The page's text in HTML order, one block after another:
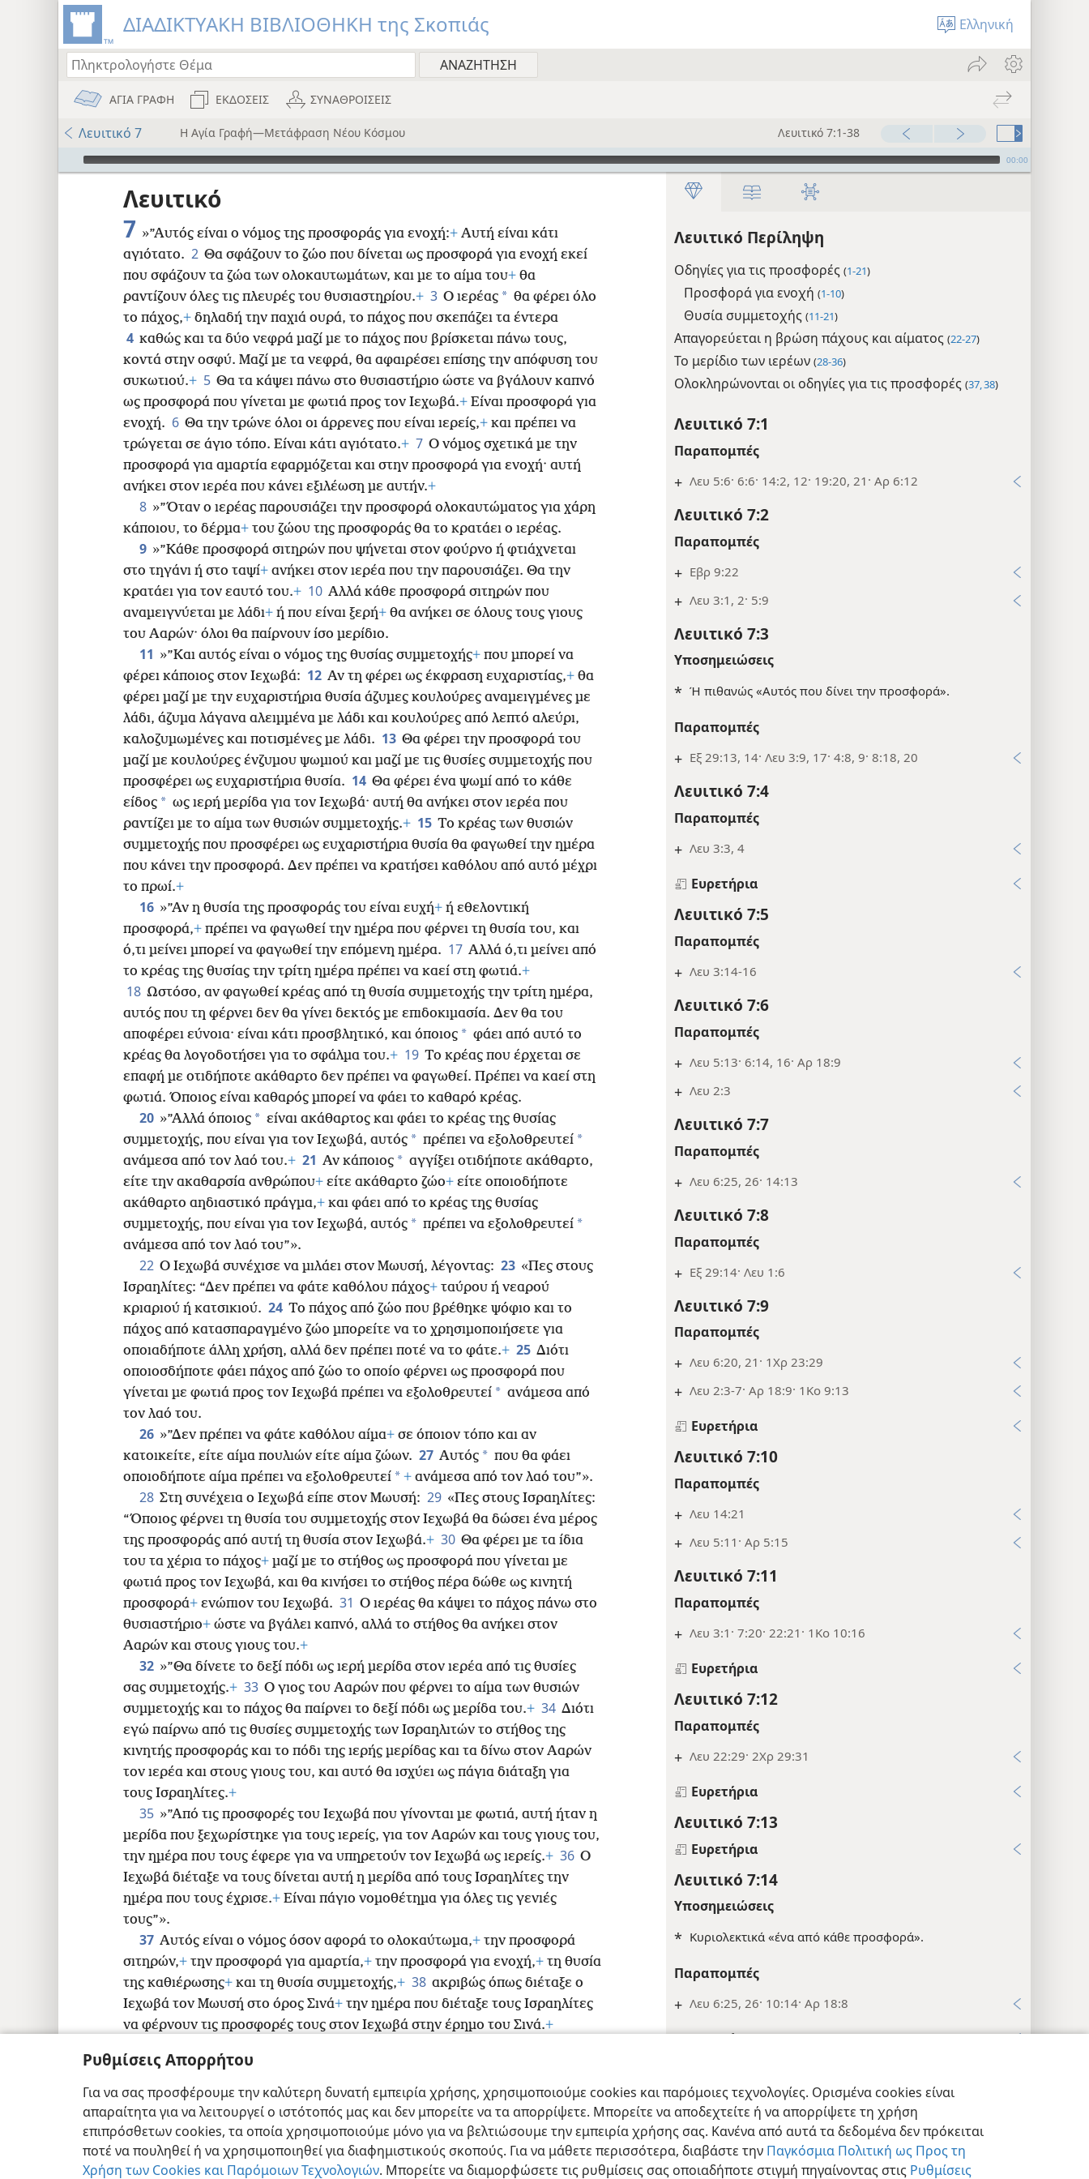
Ρυθμίσεις Απορρήτου
Για να σας προσφέρουμε την καλύτερη δυνατή εμπειρία χρήσης, χρησιμοποιούμε cookies και παρόμοιες τεχνολογίες. Ορισμένα cookies είναι
απαραίτητα για να λειτουργεί ο ιστότοπός μας και δεν μπορείτε να τα απορρίψετε. Μπορείτε να αποδεχτείτε ή να απορρίψετε τη χρήση
επιπρόσθετων cookies, τα οποία χρησιμοποιούμε μόνο για να βελτιώσουμε την εμπειρία χρήσης σας. Κανένα από αυτά τα δεδομένα δεν πρόκειται
ποτέ να πουληθεί ή να χρησιμοποιηθεί για διαφημιστικούς σκοπούς. Για να μάθετε περισσότερα, διαβάστε την Παγκόσμια Πολιτική ως Προς τη
Χρήση των Cookies και Παρόμοιων Τεχνολογιών. Μπορείτε να διαμορφώσετε τις ρυθμίσεις σας οποιαδήποτε στιγμή πηγαίνοντας στις Ρυθμίσεις
ΔΙΑΔΙΚΤΥΑΚΗ ΒΙΒΛΙΟΘΗΚΗ της Σκοπιάς Ελληνική
ΑΓΙΑ ΓΡΑΦΗ ΕΚΔΟΣΕΙΣ ΣΥΝΑΘΡΟΙΣΕΙΣ
Λευιτικό 7 Η Αγία Γραφή—Μετάφραση Νέου Κόσμου Λευιτικό 7:1-38
Audio Player 00:00
Λευιτικό Περίληψη
Οδηγίες για τις προσφορές (1-21)
Προσφορά για ενοχή (1-10)
Θυσία συμμετοχής (11-21)
Απαγορεύεται η βρώση πάχους και αίματος (22-27)
Το μερίδιο των ιερέων (28-36)
Ολοκληρώνονται οι οδηγίες για τις προσφορές (37, 38)
Λευιτικό 7:1
Παραπομπές
+ Λευ 5:6· 6:6· 14:2, 12· 19:20, 21· Αρ 6:12
Λευιτικό 7:2
Παραπομπές
+ Εβρ 9:22
+ Λευ 3:1, 2· 5:9
Λευιτικό 7:3
Υποσημειώσεις
* Ή πιθανώς «Αυτός που δίνει την προσφορά».
Παραπομπές
+ Εξ 29:13, 14· Λευ 3:9, 17· 4:8, 9· 8:18, 20
Λευιτικό 7:4
Παραπομπές
+ Λευ 3:3, 4
Ευρετήρια
Λευιτικό 7:5
Παραπομπές
+ Λευ 3:14-16
Λευιτικό 7:6
Παραπομπές
+ Λευ 5:13· 6:14, 16· Αρ 18:9
+ Λευ 2:3
Λευιτικό 7:7
Παραπομπές
+ Λευ 6:25, 26· 14:13
Λευιτικό 7:8
Παραπομπές
+ Εξ 29:14· Λευ 1:6
Λευιτικό 7:9
Παραπομπές
+ Λευ 6:20, 21· 1Χρ 23:29
+ Λευ 2:3-7· Αρ 18:9· 1Κο 9:13
Ευρετήρια
Λευιτικό 7:10
Παραπομπές
+ Λευ 14:21
+ Λευ 5:11· Αρ 5:15
Λευιτικό 7:11
Παραπομπές
+ Λευ 3:1· 7:20· 22:21· 1Κο 10:16
Ευρετήρια
Λευιτικό 7:12
Παραπομπές
+ Λευ 22:29· 2Χρ 29:31
Ευρετήρια
Λευιτικό 7:13
Ευρετήρια
Λευιτικό 7:14
Υποσημειώσεις
* Κυριολεκτικά «ένα από κάθε προσφορά».
Παραπομπές
+ Λευ 6:25, 26· 10:14· Αρ 18:8
Ευρετήρια
Παραπομπές
+ Λευ 22:29, 30
Ευρετήρια
Λευιτικό
7 »”Αυτός είναι ο νόμος της προσφοράς για ενοχή:+ Αυτή είναι κάτι
αγιότατο. 2 Θα σφάζουν το ζώο που δίνεται ως προσφορά για ενοχή εκεί
που σφάζουν τα ζώα των ολοκαυτωμάτων, και με το αίμα του+ θα
ραντίζουν όλες τις πλευρές του θυσιαστηρίου.+ 3 Ο ιερέας * θα φέρει όλο
το πάχος,+ δηλαδή την παχιά ουρά, το πάχος που σκεπάζει τα έντερα
4 καθώς και τα δύο νεφρά μαζί με το πάχος που βρίσκεται πάνω τους,
κοντά στην οσφύ. Μαζί με τα νεφρά, θα αφαιρέσει επίσης την απόφυση του
συκωτιού.+ 5 Θα τα κάψει πάνω στο θυσιαστήριο ώστε να βγάλουν καπνό
ως προσφορά που γίνεται με φωτιά προς τον Ιεχωβά.+ Είναι προσφορά για
ενοχή. 6 Θα την τρώνε όλοι οι άρρενες που είναι ιερείς,+ και πρέπει να
τρώγεται σε άγιο τόπο. Είναι κάτι αγιότατο.+ 7 Ο νόμος σχετικά με την
προσφορά για αμαρτία εφαρμόζεται και στην προσφορά για ενοχή· αυτή
ανήκει στον ιερέα που κάνει εξιλέωση με αυτήν.+
8 »”Όταν ο ιερέας παρουσιάζει την προσφορά ολοκαυτώματος για χάρη
κάποιου, το δέρμα+ του ζώου της προσφοράς θα το κρατάει ο ιερέας.
9 »”Κάθε προσφορά σιτηρών που ψήνεται στον φούρνο ή φτιάχνεται
στο τηγάνι ή στο ταψί+ ανήκει στον ιερέα που την παρουσιάζει. Θα την
κρατάει για τον εαυτό του.+ 10 Αλλά κάθε προσφορά σιτηρών που
αναμειγνύεται με λάδι+ ή που είναι ξερή+ θα ανήκει σε όλους τους γιους
του Ααρών· όλοι θα παίρνουν ίσο μερίδιο.
11 »”Και αυτός είναι ο νόμος της θυσίας συμμετοχής+ που μπορεί να
φέρει κάποιος στον Ιεχωβά: 12 Αν τη φέρει ως έκφραση ευχαριστίας,+ θα
φέρει μαζί με την ευχαριστήρια θυσία άζυμες κουλούρες αναμειγμένες με
λάδι, άζυμα λάγανα αλειμμένα με λάδι και κουλούρες από λεπτό αλεύρι,
καλοζυμωμένες και ποτισμένες με λάδι. 13 Θα φέρει την προσφορά του
μαζί με κουλούρες ένζυμου ψωμιού και μαζί με τις θυσίες συμμετοχής που
προσφέρει ως ευχαριστήρια θυσία. 14 Θα φέρει ένα ψωμί από το κάθε
είδος * ως ιερή μερίδα για τον Ιεχωβά· αυτή θα ανήκει στον ιερέα που
ραντίζει με το αίμα των θυσιών συμμετοχής.+ 15 Το κρέας των θυσιών
συμμετοχής που προσφέρει ως ευχαριστήρια θυσία θα φαγωθεί την ημέρα
που κάνει την προσφορά. Δεν πρέπει να κρατήσει καθόλου από αυτό μέχρι
το πρωί.+
16 »”Αν η θυσία της προσφοράς του είναι ευχή+ ή εθελοντική
προσφορά,+ πρέπει να φαγωθεί την ημέρα που φέρνει τη θυσία του, και
ό,τι μείνει μπορεί να φαγωθεί την επόμενη ημέρα. 17 Αλλά ό,τι μείνει από
το κρέας της θυσίας την τρίτη ημέρα πρέπει να καεί στη φωτιά.+
18 Ωστόσο, αν φαγωθεί κρέας από τη θυσία συμμετοχής την τρίτη ημέρα,
αυτός που τη φέρνει δεν θα γίνει δεκτός με επιδοκιμασία. Δεν θα του
αποφέρει εύνοια· είναι κάτι προσβλητικό, και όποιος * φάει από αυτό το
κρέας θα λογοδοτήσει για το σφάλμα του.+ 19 Το κρέας που έρχεται σε
επαφή με οτιδήποτε ακάθαρτο δεν πρέπει να φαγωθεί. Πρέπει να καεί στη
φωτιά. Όποιος είναι καθαρός μπορεί να φάει το καθαρό κρέας.
20 »”Αλλά όποιος * είναι ακάθαρτος και φάει το κρέας της θυσίας
συμμετοχής, που είναι για τον Ιεχωβά, αυτός * πρέπει να εξολοθρευτεί *
ανάμεσα από τον λαό του.+ 21 Αν κάποιος * αγγίξει οτιδήποτε ακάθαρτο,
είτε την ακαθαρσία ανθρώπου+ είτε ακάθαρτο ζώο+ είτε οποιοδήποτε
ακάθαρτο αηδιαστικό πράγμα,+ και φάει από το κρέας της θυσίας
συμμετοχής, που είναι για τον Ιεχωβά, αυτός * πρέπει να εξολοθρευτεί *
ανάμεσα από τον λαό του”».
22 Ο Ιεχωβά συνέχισε να μιλάει στον Μωυσή, λέγοντας: 23 «Πες στους
Ισραηλίτες: “Δεν πρέπει να φάτε καθόλου πάχος+ ταύρου ή νεαρού
κριαριού ή κατσικιού. 24 Το πάχος από ζώο που βρέθηκε ψόφιο και το
πάχος από κατασπαραγμένο ζώο μπορείτε να το χρησιμοποιήσετε για
οποιαδήποτε άλλη χρήση, αλλά δεν πρέπει ποτέ να το φάτε.+ 25 Διότι
οποιοσδήποτε φάει πάχος από ζώο το οποίο φέρνει ως προσφορά που
γίνεται με φωτιά προς τον Ιεχωβά πρέπει να εξολοθρευτεί * ανάμεσα από
τον λαό του.
26 »”Δεν πρέπει να φάτε καθόλου αίμα+ σε όποιον τόπο και αν
κατοικείτε, είτε αίμα πουλιών είτε αίμα ζώων. 27 Αυτός * που θα φάει
οποιοδήποτε αίμα πρέπει να εξολοθρευτεί * + ανάμεσα από τον λαό του”».
28 Στη συνέχεια ο Ιεχωβά είπε στον Μωυσή: 29 «Πες στους Ισραηλίτες:
“Όποιος φέρνει τη θυσία του συμμετοχής στον Ιεχωβά θα δώσει ένα μέρος
της προσφοράς από αυτή τη θυσία στον Ιεχωβά.+ 30 Θα φέρει με τα ίδια
του τα χέρια το πάχος+ μαζί με το στήθος ως προσφορά που γίνεται με
φωτιά προς τον Ιεχωβά, και θα κινήσει το στήθος πέρα δώθε ως κινητή
προσφορά+ ενώπιον του Ιεχωβά. 31 Ο ιερέας θα κάψει το πάχος πάνω στο
θυσιαστήριο+ ώστε να βγάλει καπνό, αλλά το στήθος θα ανήκει στον
Ααρών και στους γιους του.+
32 »”Θα δίνετε το δεξί πόδι ως ιερή μερίδα στον ιερέα από τις θυσίες
σας συμμετοχής.+ 33 Ο γιος του Ααρών που φέρνει το αίμα των θυσιών
συμμετοχής και το πάχος θα παίρνει το δεξί πόδι ως μερίδα του.+ 34 Διότι
εγώ παίρνω από τις θυσίες συμμετοχής των Ισραηλιτών το στήθος της
κινητής προσφοράς και το πόδι της ιερής μερίδας και τα δίνω στον Ααρών
τον ιερέα και στους γιους του, και αυτό θα ισχύει ως πάγια διάταξη για
τους Ισραηλίτες.+
35 »”Από τις προσφορές του Ιεχωβά που γίνονται με φωτιά, αυτή ήταν η
μερίδα που ξεχωρίστηκε για τους ιερείς, για τον Ααρών και τους γιους του,
την ημέρα που τους έφερε για να υπηρετούν τον Ιεχωβά ως ιερείς.+ 36 Ο
Ιεχωβά διέταξε να τους δίνεται αυτή η μερίδα από τους Ισραηλίτες την
ημέρα που τους έχρισε.+ Είναι πάγιο νομοθέτημα για όλες τις γενιές
τους”».
37 Αυτός είναι ο νόμος όσον αφορά το ολοκαύτωμα,+ την προσφορά
σιτηρών,+ την προσφορά για αμαρτία,+ την προσφορά για ενοχή,+ τη θυσία
της καθιέρωσης+ και τη θυσία συμμετοχής,+ 38 ακριβώς όπως διέταξε ο
Ιεχωβά τον Μωυσή στο όρος Σινά+ την ημέρα που διέταξε τους Ισραηλίτες
να φέρνουν τις προσφορές τους στον Ιεχωβά στην έρημο του Σινά.+
Copyright© 2026 Watch Tower Bible and Tract Society of Pennsylvania Όροι Χρήσης Πολιτική Απορρήτου Ρυθμίσεις Απορρήτου JW.ORG Σύνδεση